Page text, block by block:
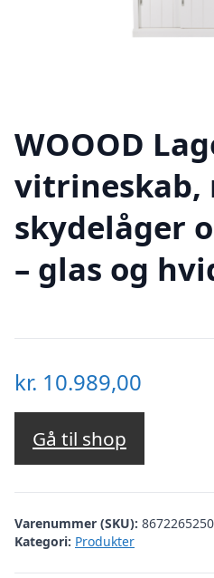
WOOOD
vitrineskab,
skydelåger
– glas og
kr. 10.989,00
Gå til shop
Varenummer (SKU):
Kategori: Produkter